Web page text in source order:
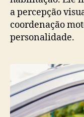
a percepção
coordenação
personalidade.